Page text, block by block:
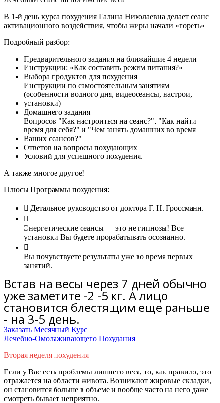
В 1-й день курса похудения Галина Николаевна делает сеанс
активационного воздействия, чтобы жиры начали «гореть»
Подробный разбор:
Предварительного задания на ближайшие 4 недели
Инструкции: «Как составить режим питания?»
Выбора продуктов для похудения
Инструкции по самостоятельным занятиям
(особенности водного дня, видеосеансы, настрои,
установки)
Домашнего задания
Вопросов "Как настроиться на сеанс?", "Как найти
время для себя?" и "Чем занять домашних во время
Ваших сеансов?"
Ответов на вопросы похудающих.
Условий для успешного похудения.
А также многое другое!
Плюсы Программы похудения:
Детальное руководство от доктора Г. Н. Гроссманн.
Энергетические сеансы — это не гипнозы! Все
установки Вы будете прорабатывать осознанно.
Вы почувствуете результаты уже во время первых
занятий.
Встав на весы через 7 дней обычно
уже заметите -2 -5 кг. А лицо
становится блестящим еще раньше
- на 3-5 день.
Заказать Месячный Курс
Лечебно-Омолаживающего Похудания
Вторая неделя похудения
Если у Вас есть проблемы лишнего веса, то, как правило, это
отражается на области живота. Возникают жировые складки,
он становится больше в объеме и вообще часто на него даже
смотреть бывает неприятно.